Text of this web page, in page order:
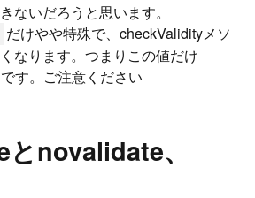
ないだろうと思います。
だけやや特殊で、checkValidityメソ
なります。つまりこの値だけ
す。ご注意ください
novalidate、